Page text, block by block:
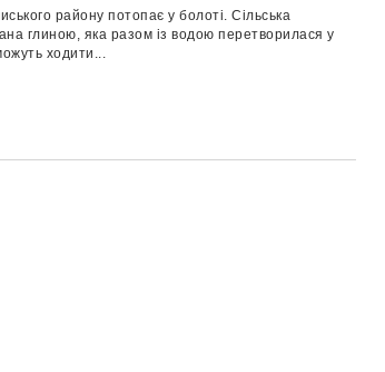
району потопає у болоті. Сільська
глиною, яка разом із водою перетворилася у
ходити...